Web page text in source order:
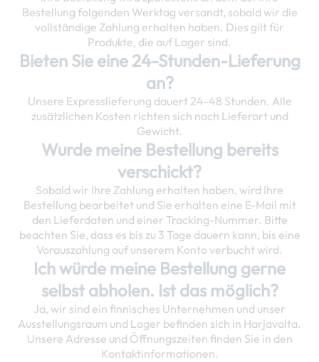
Bestellung folgenden Werktag versandt, sobald wir die
vollständige Zahlung erhalten haben. Dies gilt für
Produkte, die auf Lager sind.
Bieten Sie eine 24-Stunden-Lieferung
an?
Unsere Expresslieferung dauert 24-48 Stunden. Alle
zusätzlichen Kosten richten sich nach Lieferort und
Gewicht.
Wurde meine Bestellung bereits
verschickt?
Sobald wir Ihre Zahlung erhalten haben, wird Ihre
Bestellung bearbeitet und Sie erhalten eine E-Mail mit
den Lieferdaten und einer Tracking-Nummer. Bitte
beachten Sie, dass es bis zu 3 Tage dauern kann, bis eine
Vorauszahlung auf unserem Konto verbucht wird.
Ich würde meine Bestellung gerne
selbst abholen. Ist das möglich?
Ja, wir sind ein finnisches Unternehmen und unser
Ausstellungsraum und Lager befinden sich in Harjavalta.
Unsere Adresse und Öffnungszeiten finden Sie in den
Kontaktinformationen.